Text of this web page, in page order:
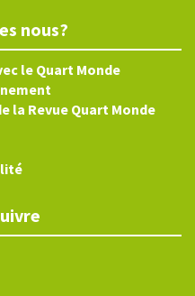
nous?
le Quart Monde
la Revue Quart Monde